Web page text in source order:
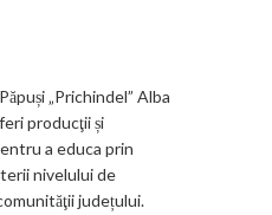
„Prichindel” Alba
producţii și
a educa prin
nivelului de
județului.